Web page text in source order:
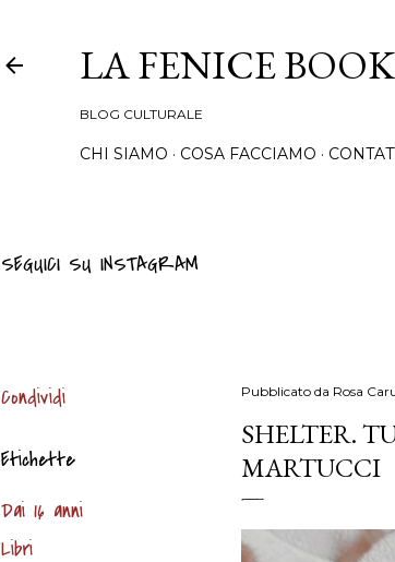
LA FENICE BOOK
BLOG CULTURALE
CHI SIAMO COSA FACCIAMO
SEGUICI SU INSTAGRAM
Condividi
Etichette
Dai 16 anni
Libri
Pubblicato da Rosa
SHELTER.
MARTUCCI